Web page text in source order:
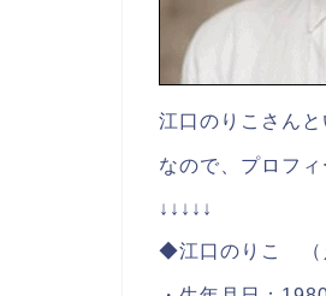
江口のりこさん
なので、プロフ
↓↓↓↓↓
◆江口のりこ （